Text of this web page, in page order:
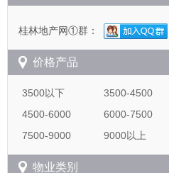
桂林地产网①群：
价格产品
3500以下
3500-4500
4500-6000
6000-7500
7500-9000
9000以上
物业类别